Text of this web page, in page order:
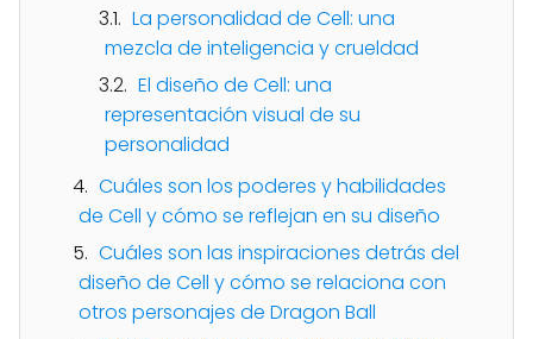
La personalidad de Cell: una
mezcla de inteligencia y crueldad
El diseño de Cell: una
representación visual de su
personalidad
Cuáles son los poderes y habilidades
de Cell y cómo se reflejan en su diseño
Cuáles son las inspiraciones detrás del
diseño de Cell y cómo se relaciona con
otros personajes de Dragon Ball